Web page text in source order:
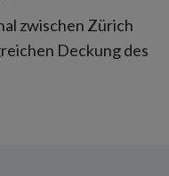
zwischen Zürich
Deckung des